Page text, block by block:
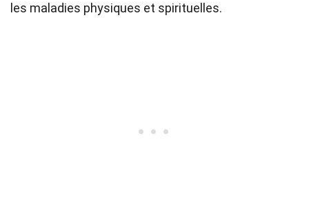
les maladies physiques et spirituelles.